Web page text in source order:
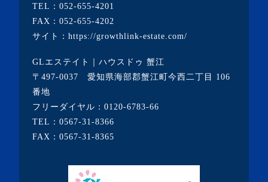
・2020年9月(8記事)
・2020年8月(5記事)
・2020年6月(9記事)
・2020年5月(5記事)
・2020年4月(3記事)
・2020年3月(7記事)
・2020年1月(3記事)
TEL： 052-655-4201
FAX：052-655-4202
サイト： https://growthlink-estate.com/
GLエステイト｜ハウスドゥ 蟹江
〒497-0037 愛知県海部郡蟹江町今西二丁目 106
番地
フリーダイヤル： 0120-6783-66
TEL： 0567-31-8366
FAX：0567-31-8365